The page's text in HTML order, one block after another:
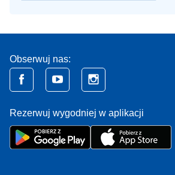
Obserwuj nas:
Rezerwuj wygodniej w aplikacji